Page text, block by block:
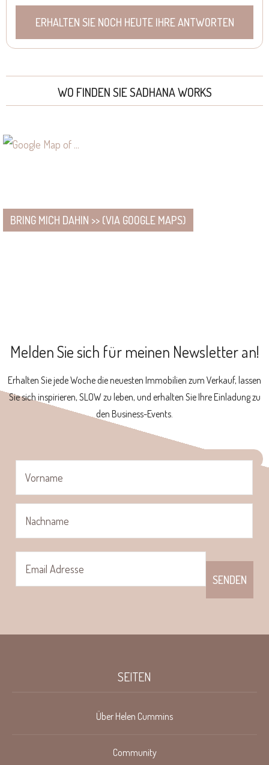
WO FINDEN SIE SADHANA WORKS
BRING MICH DAHIN >> (VIA GOOGLE MAPS)
Melden Sie sich für meinen Newsletter an!
Erhalten Sie jede Woche die neuesten Immobilien zum Verkauf, lassen
Sie sich inspirieren, SLOW zu leben, und erhalten Sie Ihre Einladung zu
den Business-Events.
SEITEN
Über Helen Cummins
Community